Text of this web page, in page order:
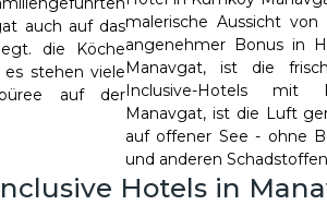
auch auf das
die Köche
stehen viele
auf der
malerische Aussicht
angenehmer Bonus in
Manavgat, ist die
Inclusive-Hotels mit
Manavgat, ist die Luft
auf offener See - ohne
und anderen
Hotels in